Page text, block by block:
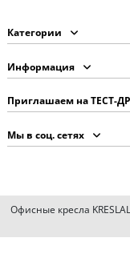
Категории
Информация
Приглашаем на ТЕСТ-
Мы в соц. сетях
Офисные кресла